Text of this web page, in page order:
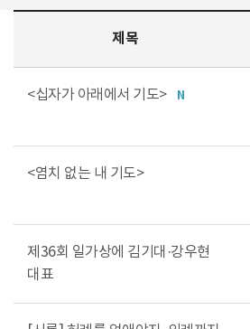
제목
<십자가 아래에서 기도> N
<염치 없는 내 기도>
제36회 일가상에 김기대·강우현
대표